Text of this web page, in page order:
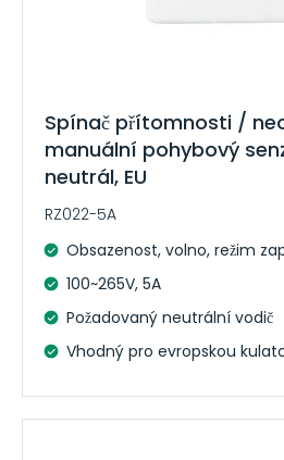
Spínač přítomnosti /
manuální pohybový
neutrál, EU
RZ022-5A
Obsazenost, volno, režim
100~265V, 5A
Požadovaný neutrální vodič
Vhodný pro evropskou